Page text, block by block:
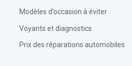
Modèles d’occasion à éviter
Voyants et diagnostics
Prix des réparations automobiles